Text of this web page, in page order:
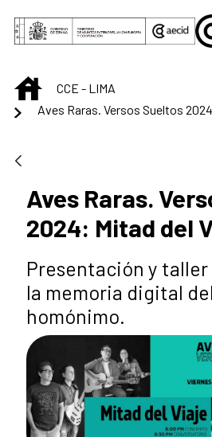
Skip to Main Content
INICIOCCE - LIMA
Aves Raras.
2024: Mitad del
Presentación y
la memoria digital
homónimo.